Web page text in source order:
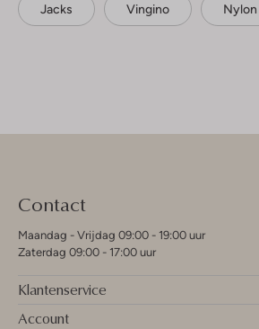
Jacks Vingino Nylon
Contact
Maandag - Vrijdag 09:00 - 19:00 uur
Zaterdag 09:00 - 17:00 uur
Klantenservice
Account